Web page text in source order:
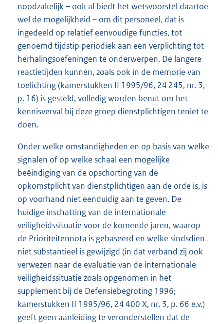
noodzakelijk – ook al biedt het wetsvoorstel daartoe
wel de mogelijkheid – om dit personeel, dat is
ingedeeld op relatief eenvoudige functies, tot
genoemd tijdstip periodiek aan een verplichting tot
herhalingsoefeningen te onderwerpen. De langere
reactietijden kunnen, zoals ook in de memorie van
toelichting (kamerstukken II 1995/96, 24 245, nr. 3,
p. 16) is gesteld, volledig worden benut om het
kennisverval bij deze groep dienstplichtigen teniet te
doen.
Onder welke omstandigheden en op basis van welke
signalen of op welke schaal een mogelijke
beëindiging van de opschorting van de
opkomstplicht van dienstplichtigen aan de orde is, is
op voorhand niet eenduidig aan te geven. De
huidige inschatting van de internationale
veiligheidssituatie voor de komende jaren, waarop
de Prioriteitennota is gebaseerd en welke sindsdien
niet substantieel is gewijzigd (in dat verband zij ook
verwezen naar de evaluatie van de internationale
veiligheidssituatie zoals opgenomen in het
supplement bij de Defensiebegroting 1996;
kamerstukken II 1995/96, 24 400 X, nr. 3, p. 66 e.v.)
geeft geen aanleiding te veronderstellen dat de